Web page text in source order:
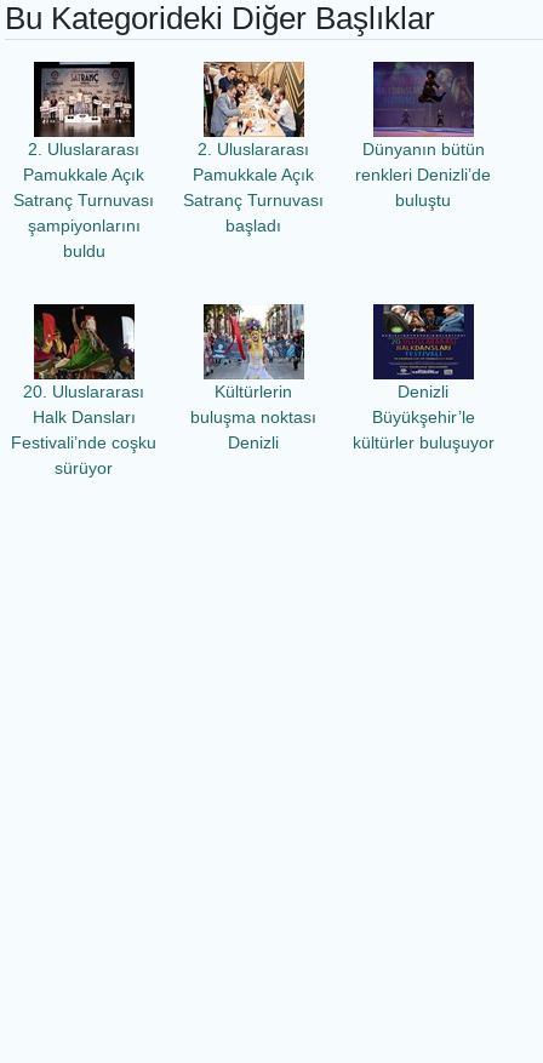
Bu Kategorideki Diğer Başlıklar
2. Uluslararası
Pamukkale Açık
Satranç Turnuvası
şampiyonlarını
buldu
2. Uluslararası
Pamukkale Açık
Satranç Turnuvası
başladı
Dünyanın bütün
renkleri Denizli’de
buluştu
20. Uluslararası
Halk Dansları
Festivali’nde coşku
sürüyor
Kültürlerin
buluşma noktası
Denizli
Denizli
Büyükşehir’le
kültürler buluşuyor